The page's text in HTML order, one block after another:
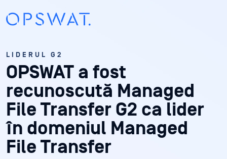
LIDERUL G2
OPSWAT a fost
recunoscută Managed
File Transfer G2 ca lider
în domeniul Managed
File Transfer